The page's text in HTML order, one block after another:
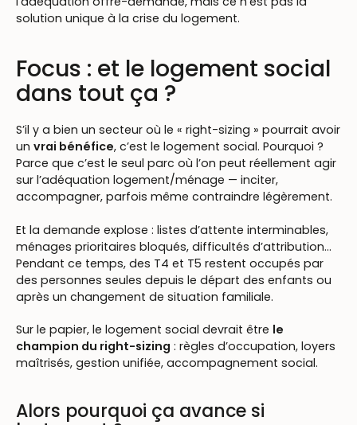
solution unique à la crise du logement.
Focus : et le logement social
dans tout ça ?
S’il y a bien un secteur où le « right-sizing » pourrait avoir
un vrai bénéfice, c’est le logement social. Pourquoi ?
Parce que c’est le seul parc où l’on peut réellement agir
sur l’adéquation logement/ménage — inciter,
accompagner, parfois même contraindre légèrement.
Et la demande explose : listes d’attente interminables,
ménages prioritaires bloqués, difficultés d’attribution…
Pendant ce temps, des T4 et T5 restent occupés par
des personnes seules depuis le départ des enfants ou
après un changement de situation familiale.
Sur le papier, le logement social devrait être le
champion du right-sizing : règles d’occupation, loyers
maîtrisés, gestion unifiée, accompagnement social.
Alors pourquoi ça avance si